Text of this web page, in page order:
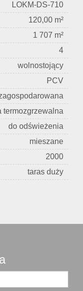
LOKM-DS-710
120,00 m²
1 707 m²
4
wolnostojący
PCV
termozgrzewalna
do odświeżenia
mieszane
2000
taras duży